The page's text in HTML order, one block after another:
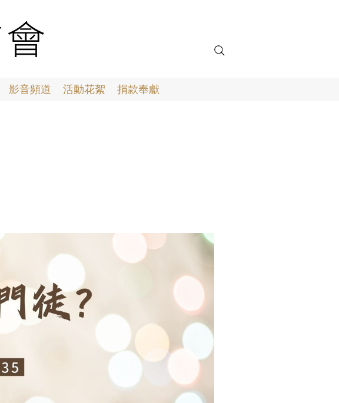
影音頻道 活動花絮 捐款奉獻